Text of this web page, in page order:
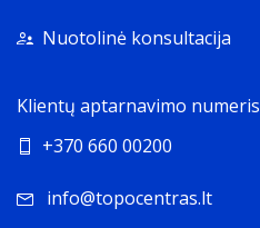
Nuotolinė konsultacija
Klientų aptarnavimo numeris
+370 660 00200
info@topocentras.lt